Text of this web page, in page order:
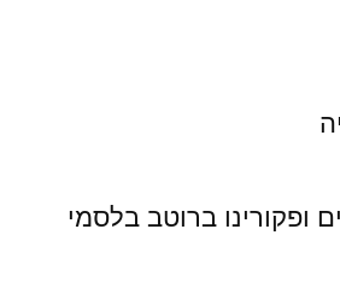
ופקורינו ברוטב בלסמי